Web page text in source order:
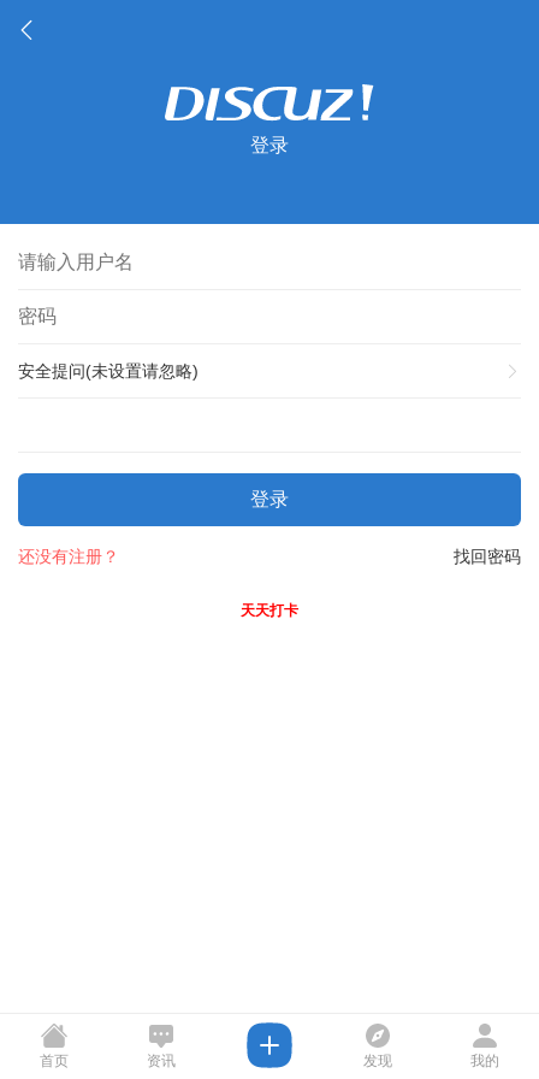
登录
安全提问(未设置请忽略)
登录
找回密码
还没有注册？
天天打卡
首页 资讯 发现 我的